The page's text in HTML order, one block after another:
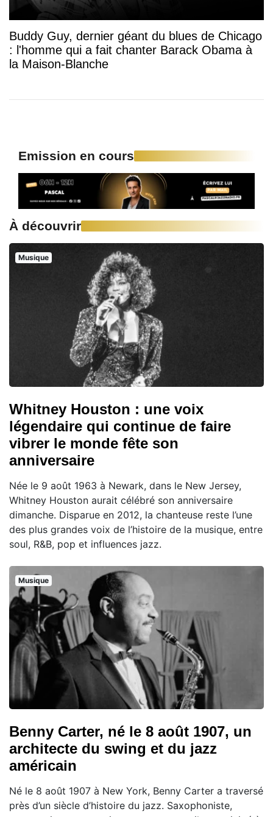
Buddy Guy, dernier géant du blues de Chicago
: l'homme qui a fait chanter Barack Obama à
la Maison-Blanche
Emission en cours
À découvrir
Musique
Whitney Houston : une voix
légendaire qui continue de faire
vibrer le monde fête son
anniversaire
Née le 9 août 1963 à Newark, dans le New Jersey,
Whitney Houston aurait célébré son anniversaire
dimanche. Disparue en 2012, la chanteuse reste l’une
des plus grandes voix de l’histoire de la musique, entre
soul, R&B, pop et influences jazz.
Musique
Benny Carter, né le 8 août 1907, un
architecte du swing et du jazz
américain
Né le 8 août 1907 à New York, Benny Carter a traversé
près d’un siècle d’histoire du jazz. Saxophoniste,